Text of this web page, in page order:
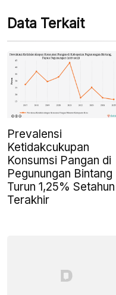
Data Terkait
Prevalensi
Ketidakcukupan
Konsumsi Pangan di
Pegunungan Bintang
Turun 1,25% Setahun
Terakhir